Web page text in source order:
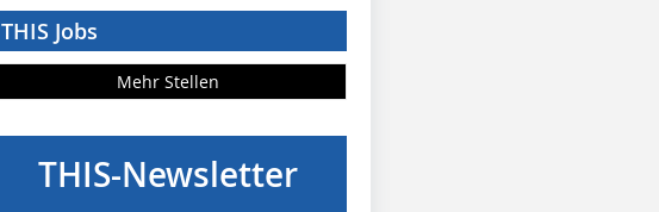
THIS Jobs
Mehr Stellen
THIS-Newsletter